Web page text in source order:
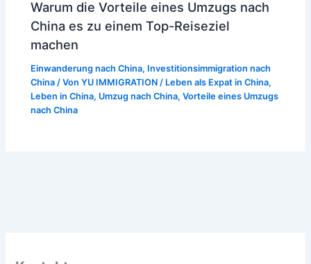
Warum die Vorteile eines Umzugs nach
China es zu einem Top-Reiseziel
machen
Einwanderung nach China, Investitionsimmigration nach
China / VonYU IMMIGRATION / Leben als Expat in China,
Leben in China, Umzug nach China,Vorteile eines Umzugs
nach China